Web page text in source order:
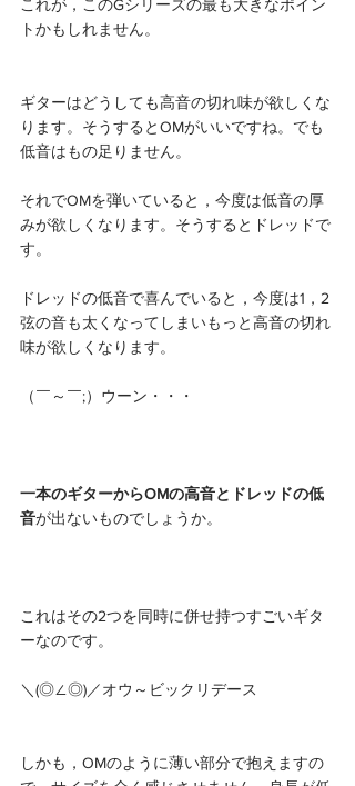
これが，このGシリーズの最も大きなポイン
トかもしれません。
ギターはどうしても高音の切れ味が欲しくな
ります。そうするとOMがいいですね。でも
低音はもの足りません。
それでOMを弾いていると，今度は低音の厚
みが欲しくなります。そうするとドレッドで
す。
ドレッドの低音で喜んでいると，今度は1，2
弦の音も太くなってしまいもっと高音の切れ
味が欲しくなります。
（￣～￣;）ウーン・・・
一本のギターからOMの高音とドレッドの低
音が出ないものでしょうか。
これはその2つを同時に併せ持つすごいギタ
ーなのです。
＼(◎∠◎)／オウ～ビックリデース
しかも，OMのように薄い部分で抱えますの